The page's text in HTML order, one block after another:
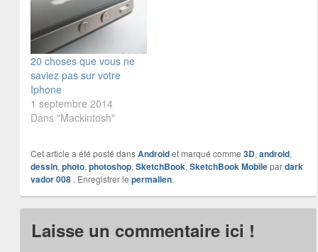
20 choses que vous ne
saviez pas sur votre
Iphone
1 septembre 2014
Dans "Mackintosh"
Cet article a été posté dansAndroidet marqué comme 3D, android,
dessin, photo, photoshop, SketchBook, SketchBook Mobilepardark
vador 008. Enregistrer le permalien.
Laisse un commentaire ici !